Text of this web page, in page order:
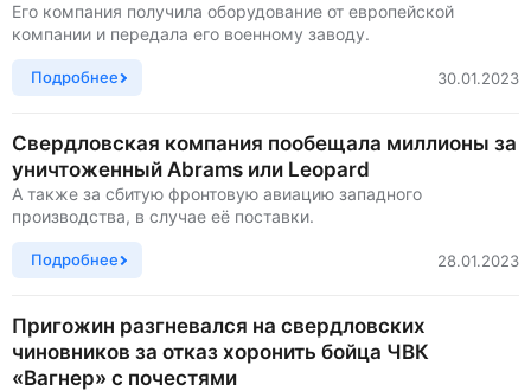
Его компания получила оборудование от европейской
компании и передала его военному заводу.
Подробнее 30.01.2023
Свердловская компания пообещала миллионы за
уничтоженный Abrams или Leopard
А также за сбитую фронтовую авиацию западного
производства, в случае её поставки.
Подробнее 28.01.2023
Пригожин разгневался на свердловских
чиновников за отказ хоронить бойца ЧВК
«Вагнер» с почестями